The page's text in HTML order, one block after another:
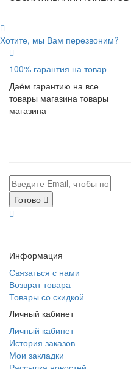
Хотите, мы Вам перезвоним?
100% гарантия на товар
Даём гарантию на все
товары магазина товары
магазина
Готово
Информация
Связаться с нами
Возврат товара
Товары со скидкой
Личный кабинет
Личный кабинет
История заказов
Мои закладки